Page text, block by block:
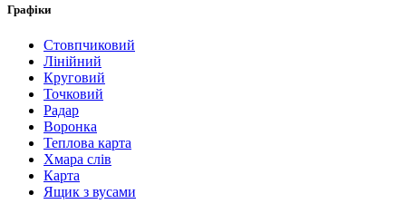
Графіки
Стовпчиковий
Лінійний
Круговий
Точковий
Радар
Воронка
Теплова карта
Хмара слів
Карта
Ящик з вусами